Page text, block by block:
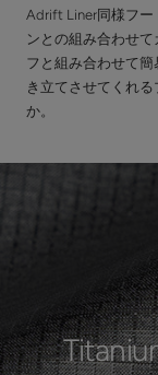
Adrift Liner同様フー
ンとの組み合わせ
フと組み合わせて
き立てさせてくれ
か。